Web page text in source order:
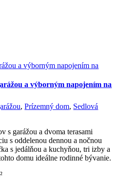
a výborným napojením na
a výborným napojením na
,Prízemný dom, Sedlová
s garážou a dvoma terasami
s oddelenou dennou a nočnou
s jedálňou a kuchyňou, tri izby a
domu ideálne rodinné bývanie.